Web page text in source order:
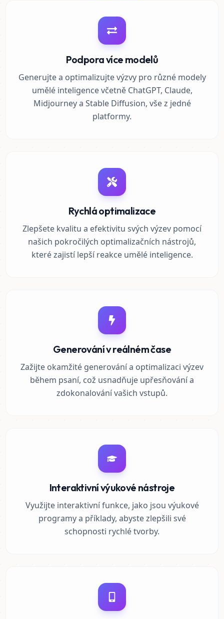
Podpora více modelů
Generujte a optimalizujte výzvy pro různé modely
umělé inteligence včetně ChatGPT, Claude,
Midjourney a Stable Diffusion, vše z jedné
platformy.
Rychlá optimalizace
Zlepšete kvalitu a efektivitu svých výzev pomocí
našich pokročilých optimalizačních nástrojů,
které zajistí lepší reakce umělé inteligence.
Generování v reálném čase
Zažijte okamžité generování a optimalizaci výzev
během psaní, což usnadňuje upřesňování a
zdokonalování vašich vstupů.
Interaktivní výukové nástroje
Využijte interaktivní funkce, jako jsou výukové
programy a příklady, abyste zlepšili své
schopnosti rychlé tvorby.